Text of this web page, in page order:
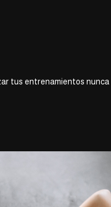
tus entrenamientos